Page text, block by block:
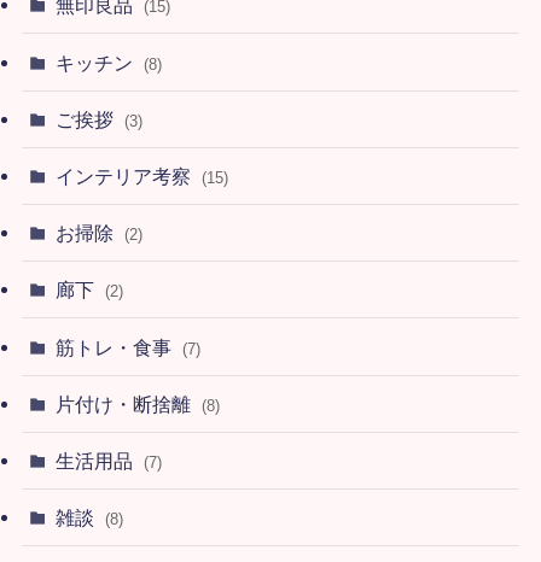
無印良品 (15)
キッチン (8)
ご挨拶 (3)
インテリア考察 (15)
お掃除 (2)
廊下 (2)
筋トレ・食事 (7)
片付け・断捨離 (8)
生活用品 (7)
雑談 (8)